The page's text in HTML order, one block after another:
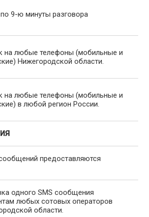
9-ю минуты разговора
на любые телефоны (мобильные и
Нижегородской области.
на любые телефоны (мобильные и
в любой регион России.
предоставляются
одного SMS сообщения
любых сотовых операторов
области.